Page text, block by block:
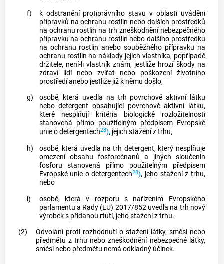
f)
k odstranění protiprávního stavu v oblasti uvádění
přípravků na ochranu rostlin nebo dalších prostředků
na ochranu rostlin na trh zneškodnění nebezpečného
přípravku na ochranu rostlin nebo dalšího prostředku
na ochranu rostlin anebo souběžného přípravku na
ochranu rostlin na náklady jejich vlastníka, popřípadě
držitele, není-li vlastník znám, jestliže hrozí škody na
zdraví lidí nebo zvířat nebo poškození životního
prostředí anebo jestliže již k němu došlo,
g)
osobě, která uvedla na trh povrchově aktivní látku
nebo detergent obsahující povrchově aktivní látku,
které nesplňují kritéria biologické rozložitelnosti
stanovená přímo použitelným předpisem Evropské
unie o detergentech28), jejich stažení z trhu,
h)
osobě, která uvedla na trh detergent, který nesplňuje
omezení obsahu fosforečnanů a jiných sloučenin
fosforu stanovená přímo použitelným předpisem
Evropské unie o detergentech28), jeho stažení z trhu,
nebo
i)
osobě, která v rozporu s nařízením Evropského
parlamentu a Rady (EU) 2017/852 uvedla na trh nový
výrobek s přidanou rtutí, jeho stažení z trhu.
(2)
Odvolání proti rozhodnutí o stažení látky, směsi nebo
předmětu z trhu nebo zneškodnění nebezpečné látky,
směsi nebo předmětu nemá odkladný účinek.